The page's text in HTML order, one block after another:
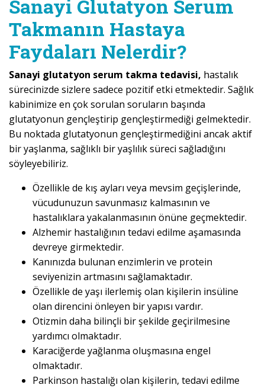
Sanayi Glutatyon Serum
Takmanın Hastaya
Faydaları Nelerdir?
Sanayi glutatyon serum takma tedavisi, hastalık
sürecinizde sizlere sadece pozitif etki etmektedir. Sağlık
kabinimize en çok sorulan soruların başında
glutatyonun gençleştirip gençleştirmediği gelmektedir.
Bu noktada glutatyonun gençleştirmediğini ancak aktif
bir yaşlanma, sağlıklı bir yaşlılık süreci sağladığını
söyleyebiliriz.
Özellikle de kış ayları veya mevsim geçişlerinde,
vücudunuzun savunmasız kalmasının ve
hastalıklara yakalanmasının önüne geçmektedir.
Alzhemir hastalığının tedavi edilme aşamasında
devreye girmektedir.
Kanınızda bulunan enzimlerin ve protein
seviyenizin artmasını sağlamaktadır.
Özellikle de yaşı ilerlemiş olan kişilerin insüline
olan direncini önleyen bir yapısı vardır.
Otizmin daha bilinçli bir şekilde geçirilmesine
yardımcı olmaktadır.
Karaciğerde yağlanma oluşmasına engel
olmaktadır.
Parkinson hastalığı olan kişilerin, tedavi edilme